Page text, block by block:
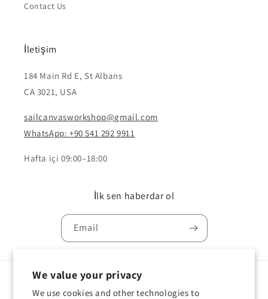
We value your privacy
We use cookies and other technologies to
Contact Us
İletişim
184 Main Rd E, St Albans
CA 3021, USA
sailcanvasworkshop@gmail.com
WhatsApp: +90 541 292 9911
Hafta içi 09:00–18:00
İlk sen haberdar ol
Email
Country/region